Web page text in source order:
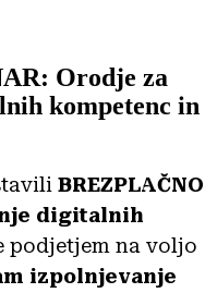
Orodje za
kompetenc in
BREZPLAČNO
digitalnih
podjetjem na voljo
izpolnjevanje